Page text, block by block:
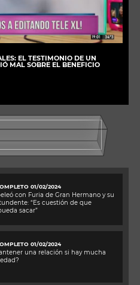
EL TESTIMONIO DE UN
MAL SOBRE EL BENEFICIO
01/02/2024
con Furia de Gran Hermano y su
“Es cuestión de que
sacar”
01/02/2024
una relación si hay mucha